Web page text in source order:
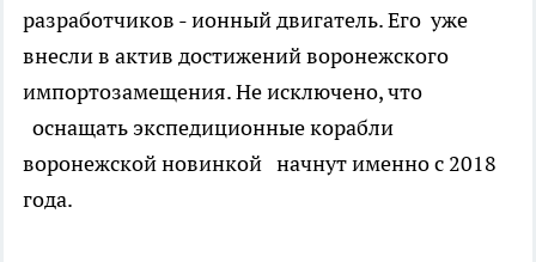
разработчиков - ионный двигатель. Его уже
внесли в актив достижений воронежского
импортозамещения. Не исключено, что
оснащать экспедиционные корабли
воронежской новинкой начнут именно с 2018
года.